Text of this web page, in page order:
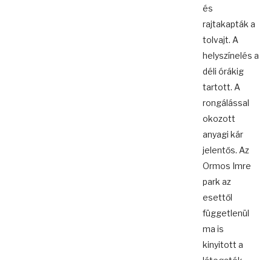
és
rajtakapták a
tolvajt. A
helyszínelés a
déli órákig
tartott. A
rongálással
okozott
anyagi kár
jelentős. Az
Ormos Imre
park az
esettől
függetlenül
ma is
kinyitott a